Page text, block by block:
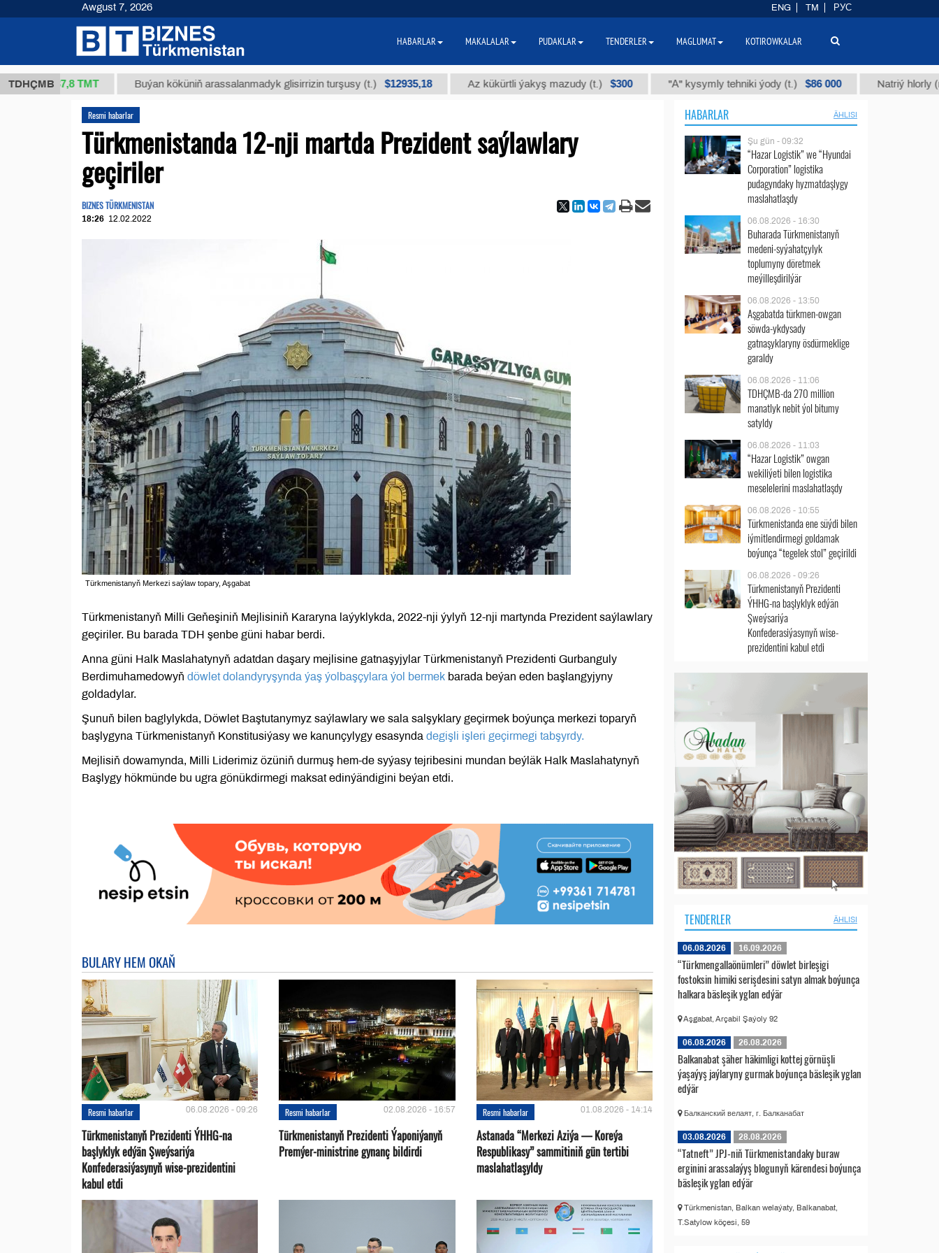
TDHÇMB
37,8 ТМТ Buýan köküniň arassalanmadyk glisirrizin turşusy (t.) $12935,18 Az kükürtli ýakyş mazudy (t.) $300 "А" kysymly tehniki ýody (t.) $86 000 Natriý hlorly (nahar
Resmi habarlar
Türkmenistanda 12-nji martda Prezident saýlawlary
geçiriler
BIZNES TÜRKMENISTAN
18:26 12.02.2022
Türkmenistanyň Merkezi saýlaw topary, Aşgabat
Türkmenistanyň Milli Geňeşiniň Mejlisiniň Kararyna laýyklykda, 2022-nji ýylyň 12-nji martynda Prezident saýlawlary
geçiriler. Bu barada TDH şenbe güni habar berdi.
Anna güni Halk Maslahatynyň adatdan daşary mejlisine gatnaşyjylar Türkmenistanyň Prezidenti Gurbanguly
Berdimuhamedowyň döwlet dolandyryşynda ýaş ýolbaşçylara ýol bermek barada beýan eden başlangyjyny
goldadylar.
Şunuň bilen baglylykda, Döwlet Baştutanymyz saýlawlary we sala salşyklary geçirmek boýunça merkezi toparyň
başlygyna Türkmenistanyň Konstitusiýasy we kanunçylygy esasynda degişli işleri geçirmegi tabşyrdy.
Mejlisiň dowamynda, Milli Liderimiz özüniň durmuş hem-de syýasy tejribesini mundan beýläk Halk Maslahatynyň
Başlygy hökmünde bu ugra gönükdirmegi maksat edinýändigini beýan etdi.
BULARY HEM OKAŇ
Resmi habarlar 06.08.2026 - 09:26
Türkmenistanyň Prezidenti ÝHHG-na
başlyklyk edýän Şweýsariýa
Konfederasiýasynyň wise-prezidentini
kabul etdi
Resmi habarlar 02.08.2026 - 16:57
Türkmenistanyň Prezidenti Ýaponiýanyň
Premýer-ministrine gynanç bildirdi
Resmi habarlar 01.08.2026 - 14:14
Astanada “Merkezi Aziýa — Koreýa
Respublikasy” sammitiniň gün tertibi
maslahatlaşyldy
HABARLAR ÄHLISI
Şu gün - 09:32
“Hazar Logistik” we “Hyundai
Corporation” logistika
pudagyndaky hyzmatdaşlygy
maslahatlaşdy
06.08.2026 - 16:30
Buharada Türkmenistanyň
medeni-syýahatçylyk
toplumyny döretmek
meýilleşdirilýär
06.08.2026 - 13:50
Aşgabatda türkmen-owgan
söwda-ykdysady
gatnaşyklaryny ösdürmeklige
garaldy
06.08.2026 - 11:06
TDHÇMB-da 270 million
manatlyk nebit ýol bitumy
satyldy
06.08.2026 - 11:03
“Hazar Logistik” owgan
wekiliýeti bilen logistika
meselelerini maslahatlaşdy
06.08.2026 - 10:55
Türkmenistanda ene süýdi bilen
iýmitlendirmegi goldamak
boýunça “tegelek stol” geçirildi
06.08.2026 - 09:26
Türkmenistanyň Prezidenti
ÝHHG-na başlyklyk edýän
Şweýsariýa
Konfederasiýasynyň wise-
prezidentini kabul etdi
TENDERLER ÄHLISI
06.08.2026 16.09.2026
“Türkmengallaönümleri” döwlet birleşigi
fostoksin himiki serişdesini satyn almak boýunça
halkara bäsleşik yglan edýär
Aşgabat, Arçabil Şaýoly 92
06.08.2026 26.08.2026
Balkanabat şäher häkimligi kottej görnüşli
ýaşaýyş jaýlaryny gurmak boýunça bäsleşik yglan
edýär
Балканский велаят, г. Балканабат
03.08.2026 28.08.2026
“Tatneft” JPJ-niň Türkmenistandaky buraw
erginini arassalaýyş blogunyň kärendesi boýunça
bäsleşik yglan edýär
Türkmenistan, Balkan welaýaty, Balkanabat,
T.Satylow köçesi, 59
Awgust 7, 2026 ENG TM РУС
HABARLAR MAKALALAR PUDAKLAR TENDERLER MAGLUMAT KOTIROWKALAR